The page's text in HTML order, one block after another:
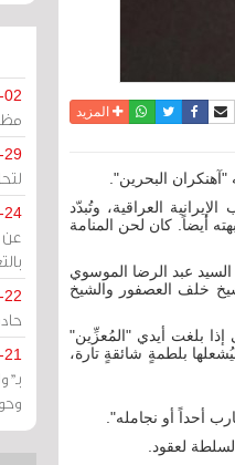
الموضوع
أرسل الى صديق
فيسبوكتويترواتسابالمزيد
البحرين".
الحرب الإيرانية العراقية، وتُبدّد
الملتهبة. وفي البحرين، كان للسيد أمير الموسوي (مواليد المنامة 1964) جبهته أيضاً. كان لحن المنامة
عبد الرضا الموسوي
خلف العصفور والشيخ
بلغت أيدي "المُعزِّين"
بلطمةٍ شائقةٍ تارة،
أحداً أو نجامله".
لعقود.
02
29
24
22